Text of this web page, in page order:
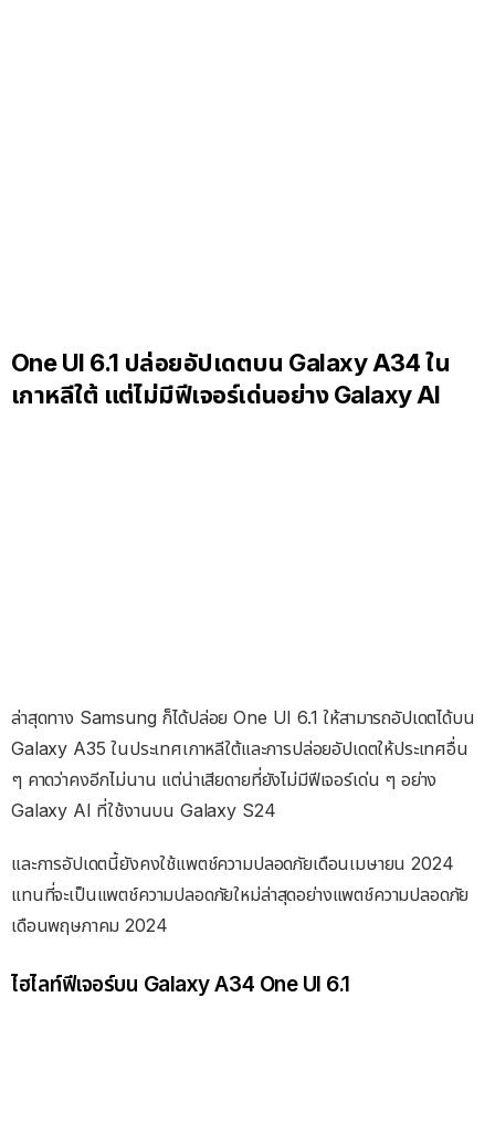
One UI 6.1 ปล่อยอัปเดตบน Galaxy A34 ใน
เกาหลีใต้ แต่ไม่มีฟีเจอร์เด่นอย่าง Galaxy AI
ล่าสุดทาง Samsung ก็ได้ปล่อย One UI 6.1 ให้สามารถอัปเดตได้บน
Galaxy A35 ในประเทศเกาหลีใต้และการปล่อยอัปเดตให้ประเทศอื่น
ๆ คาดว่าคงอีกไม่นาน แต่น่าเสียดายที่ยังไม่มีฟีเจอร์เด่น ๆ อย่าง
Galaxy AI ที่ใช้งานบน Galaxy S24
และการอัปเดตนี้ยังคงใช้แพตช์ความปลอดภัยเดือนเมษายน 2024
แทนที่จะเป็นแพตช์ความปลอดภัยใหม่ล่าสุดอย่างแพตช์ความปลอดภัย
เดือนพฤษภาคม 2024
ไฮไลท์ฟีเจอร์บน Galaxy A34 One UI 6.1